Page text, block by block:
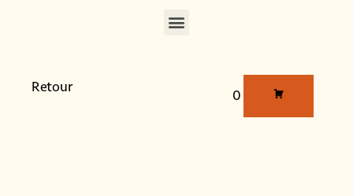
Retour
0